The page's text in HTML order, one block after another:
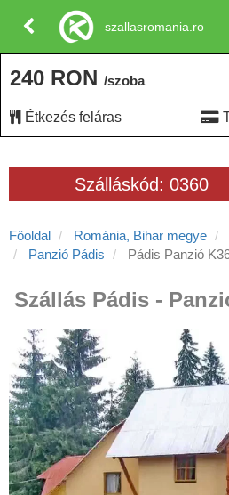
Szálláskód: 0360
Főoldal Románia, Bihar megye
Panzió Pádis
Pádis Panzió
Szállás Pádis -
240 RON /szoba
Étkezés feláras
szallasromania.ro